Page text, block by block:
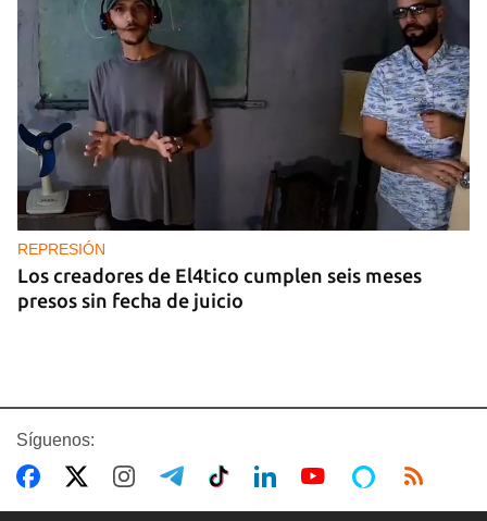
REPRESIÓN
Los creadores de El4tico cumplen seis meses
presos sin fecha de juicio
Síguenos: